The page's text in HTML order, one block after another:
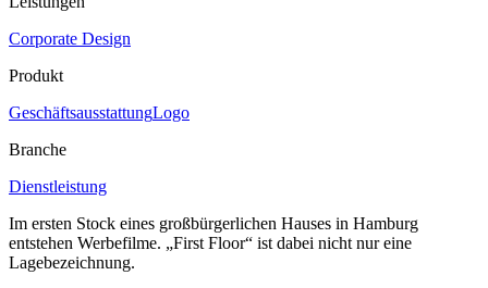
Corporate Design
Produkt
GeschäftsausstattungLogo
Branche
Dienstleistung
Im ersten Stock eines großbürgerlichen Hauses in Hamburg
entstehen Werbefilme. „First Floor“ ist dabei nicht nur eine
Lagebezeichnung.